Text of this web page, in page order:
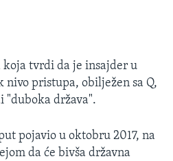
koja tvrdi da je insajder u
pristupa, obilježen sa Q,
"duboka država".
pojavio u oktobru 2017, na
da će bivša državna